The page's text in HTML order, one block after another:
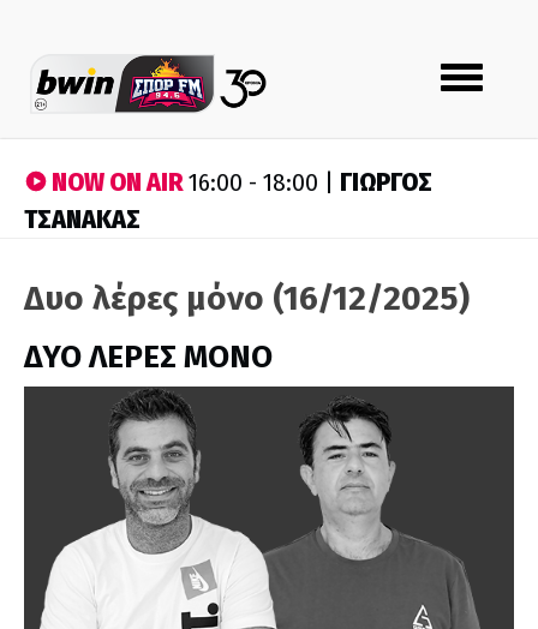
Toggle
navigation
NOW ON AIR16:00 - 18:00 | ΓΙΩΡΓΟΣ
ΤΣΑΝΑΚΑΣ
Δυο λέρες μόνο (16/12/2025)
ΔΥΟ ΛΕΡΕΣ ΜΟΝΟ